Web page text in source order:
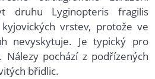
druhu Lyginopteris fragilis
vrstev, protože ve
nevyskytuje. Je typický pro
pochází z podřízených
břidlic.